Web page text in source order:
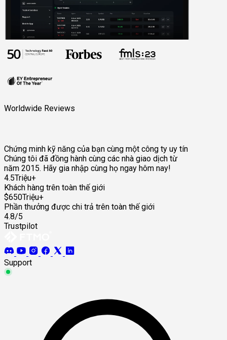
Worldwide Reviews
Chứng minh kỹ năng của bạn cùng một công ty uy tín
Chúng tôi đã đồng hành cùng các nhà giao dịch từ
năm 2015. Hãy gia nhập cùng họ ngay hôm nay!
4.5Triệu+
Khách hàng trên toàn thế giới
$650Triệu+
Phần thưởng được chi trả trên toàn thế giới
4.8/5
Trustpilot
Support